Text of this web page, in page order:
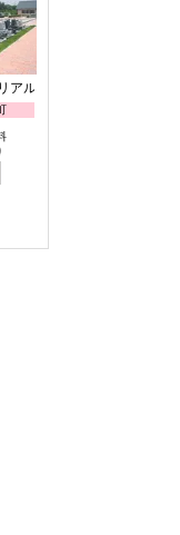
アルガーデン